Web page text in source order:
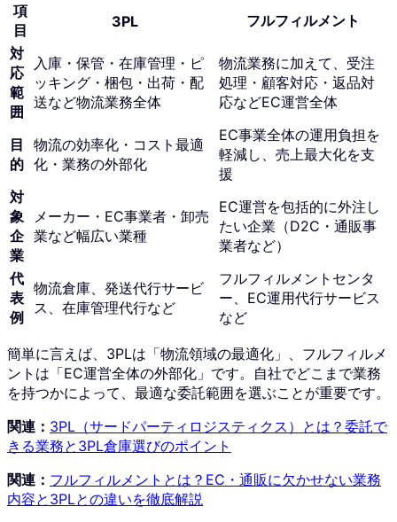
項
目
3PL
フルフィルメント
対
応
範
囲
入庫・保管・在庫管理・ピ
ッキング・梱包・出荷・配
送など物流業務全体
物流業務に加えて、受注
処理・顧客対応・返品対
応などEC運営全体
目
的
物流の効率化・コスト最適
化・業務の外部化
EC事業全体の運用負担を
軽減し、売上最大化を支
援
対
象
企
業
メーカー・EC事業者・卸売
業など幅広い業種
EC運営を包括的に外注し
たい企業（D2C・通販事
業者など）
代
表
例
物流倉庫、発送代行サービ
ス、在庫管理代行など
フルフィルメントセンタ
ー、EC運用代行サービス
など
簡単に言えば、3PLは「物流領域の最適化」、フルフィルメ
ントは「EC運営全体の外部化」です。自社でどこまで業務
を持つかによって、最適な委託範囲を選ぶことが重要です。
関連： 3PL（サードパーティロジスティクス）とは？委託で
きる業務と3PL倉庫選びのポイント
関連： フルフィルメントとは？EC・通販に欠かせない業務
内容と3PLとの違いを徹底解説